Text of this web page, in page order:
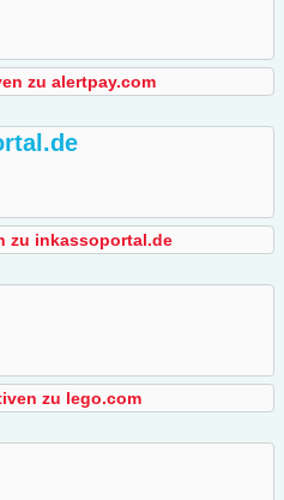
zu alertpay.com
zu inkassoportal.de
zu lego.com